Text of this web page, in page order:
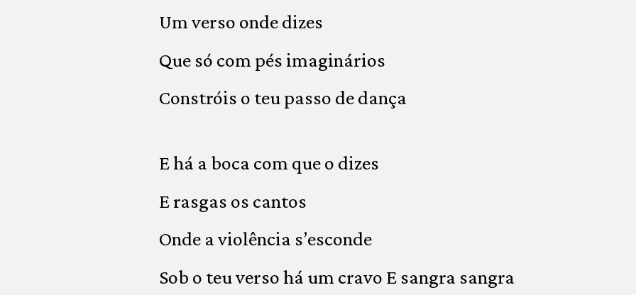
Um verso onde dizes
Que só com pés imaginários
Constróis o teu passo de dança
E há a boca com que o dizes
E rasgas os cantos
Onde a violência s’esconde
Sob o teu verso há um cravo E sangra sangra